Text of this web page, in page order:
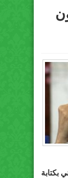
بكتابة